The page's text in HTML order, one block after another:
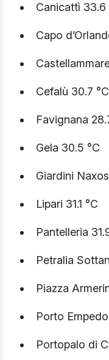
Canicattì 33.6
Capo
Cefalù 30.7 °C
Favignana
Gela 30.5 °C
Giardini
Lipari 31.1 °C
Pantelleria
Petralia
Piazza
Porto
Portopalo di